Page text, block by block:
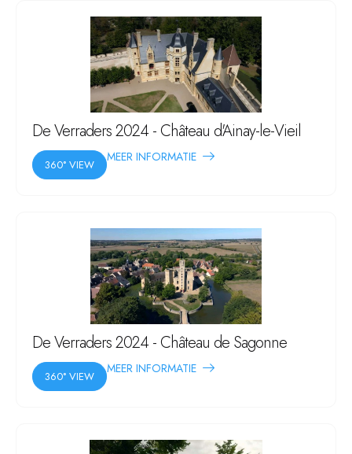
De Verraders 2024 - Château d'Ainay-le-Vieil
360° VIEW
MEER INFORMATIE
De Verraders 2024 - Château de Sagonne
360° VIEW
MEER INFORMATIE